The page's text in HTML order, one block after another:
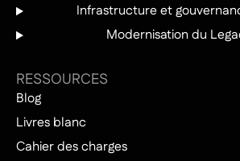
Infrastructure et
Modernisation du
RESSOURCES
Blog
Livres blanc
Cahier des charges